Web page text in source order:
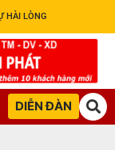
HÀI LÒNG
DIỄN ĐÀN